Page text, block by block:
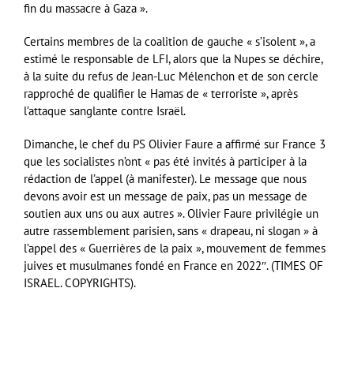
fin du massacre à Gaza ».
Certains membres de la coalition de gauche « s’isolent », a
estimé le responsable de LFI, alors que la Nupes se déchire,
à la suite du refus de Jean-Luc Mélenchon et de son cercle
rapproché de qualifier le Hamas de « terroriste », après
l’attaque sanglante contre Israël.
Dimanche, le chef du PS Olivier Faure a affirmé sur France 3
que les socialistes n’ont « pas été invités à participer à la
rédaction de l’appel (à manifester). Le message que nous
devons avoir est un message de paix, pas un message de
soutien aux uns ou aux autres ». Olivier Faure privilégie un
autre rassemblement parisien, sans « drapeau, ni slogan » à
l’appel des « Guerrières de la paix », mouvement de femmes
juives et musulmanes fondé en France en 2022″. (TIMES OF
ISRAEL. COPYRIGHTS).